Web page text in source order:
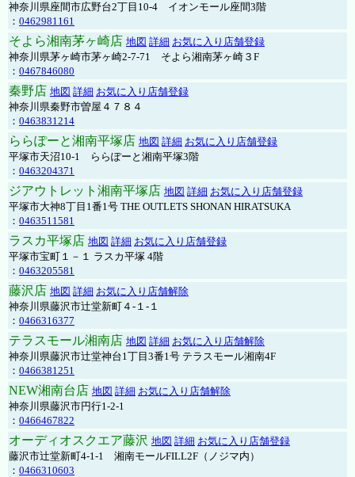
神奈川県座間市広野台2丁目10-4 イオンモール座間3階
： 0462981161
そよら湘南茅ヶ崎店 地図 詳細 お気に入り店舗登録
神奈川県茅ヶ崎市茅ヶ崎2‐7‐71 そよら湘南茅ヶ崎３F
： 0467846080
秦野店 地図 詳細 お気に入り店舗登録
神奈川県秦野市曽屋４７８４
： 0463831214
ららぽーと湘南平塚店 地図 詳細 お気に入り店舗登録
平塚市天沼10-1 ららぽーと湘南平塚3階
： 0463204371
ジアウトレット湘南平塚店 地図 詳細 お気に入り店舗登録
平塚市大神8丁目1番1号 THE OUTLETS SHONAN HIRATSUKA
： 0463511581
ラスカ平塚店 地図 詳細 お気に入り店舗登録
平塚市宝町１－１ ラスカ平塚 4階
： 0463205581
藤沢店 地図 詳細 お気に入り店舗解除
神奈川県藤沢市辻堂新町４-１-１
： 0466316377
テラスモール湘南店 地図 詳細 お気に入り店舗解除
神奈川県藤沢市辻堂神台1丁目3番1号 テラスモール湘南4F
： 0466381251
NEW湘南台店 地図 詳細 お気に入り店舗解除
神奈川県藤沢市円行1-2-1
： 0466467822
オーディオスクエア藤沢 地図 詳細 お気に入り店舗登録
藤沢市辻堂新町4-1-1 湘南モールFILL2F（ノジマ内）
： 0466310603